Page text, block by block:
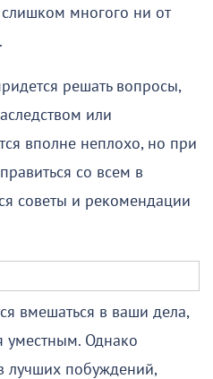
многого ни от
решать вопросы,
или
вполне неплохо, но при
со всем в
советы и рекомендации
вмешаться в ваши дела,
уместным. Однако
лучших побуждений,